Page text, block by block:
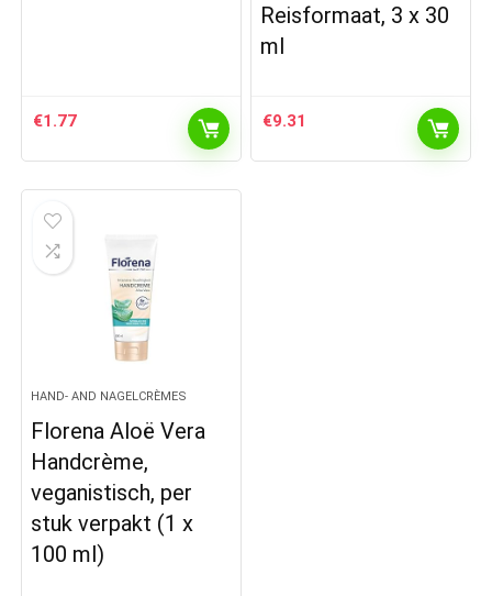
€1.77
Reisformaat, 3 x 30
ml
€9.31
HAND- AND NAGELCRÈMES
Florena Aloë Vera
Handcrème,
veganistisch, per
stuk verpakt (1 x
100 ml)